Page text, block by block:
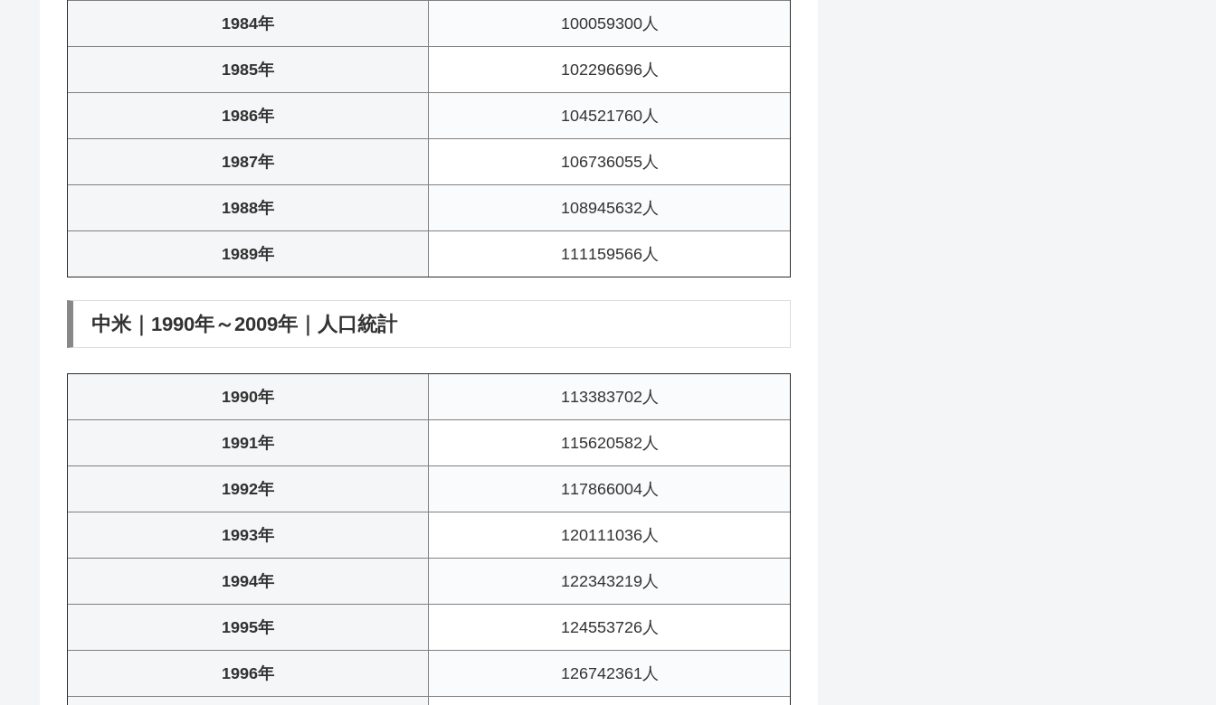
1984年 100059300人
1985年 102296696人
1986年 104521760人
1987年 106736055人
1988年 108945632人
1989年 111159566人
中米｜1990年～2009年｜人口統計
1990年 113383702人
1991年 115620582人
1992年 117866004人
1993年 120111036人
1994年 122343219人
1995年 124553726人
1996年 126742361人